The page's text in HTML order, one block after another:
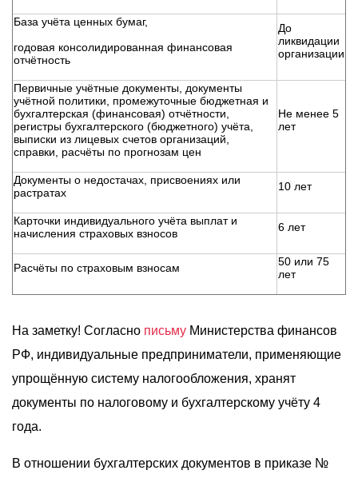
База учёта ценных бумаг,
годовая консолидированная финансовая
отчётность
До
ликвидации
организации
Первичные учётные документы, документы
учётной политики, промежуточные бюджетная и
бухгалтерская (финансовая) отчётности,
регистры бухгалтерского (бюджетного) учёта,
выписки из лицевых счетов организаций,
справки, расчёты по прогнозам цен
Не менее 5
лет
Документы о недостачах, присвоениях или
растратах
10 лет
Карточки индивидуального учёта выплат и
начисления страховых взносов
6 лет
Расчёты по страховым взносам
50 или 75
лет
На заметку! Согласно письму Министерства финансов
РФ, индивидуальные предприниматели, применяющие
упрощённую систему налогообложения, хранят
документы по налоговому и бухгалтерскому учёту 4
года.
В отношении бухгалтерских документов в приказе №